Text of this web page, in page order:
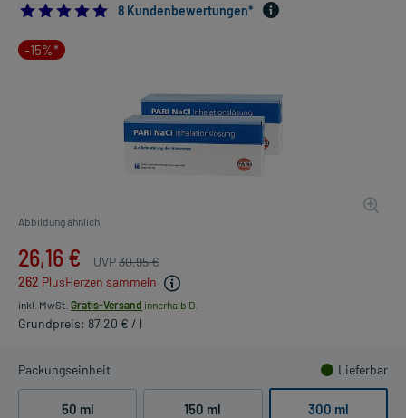
4.875
8 Kundenbewertungen*
-15%*
Abbildung ähnlich
26,16 € UVP30,95 €
262 PlusHerzen sammeln
inkl. MwSt. Gratis-Versand innerhalb D.
Grundpreis: 87,20 € / l
Packungseinheit Lieferbar
50 ml 150 ml 300 ml